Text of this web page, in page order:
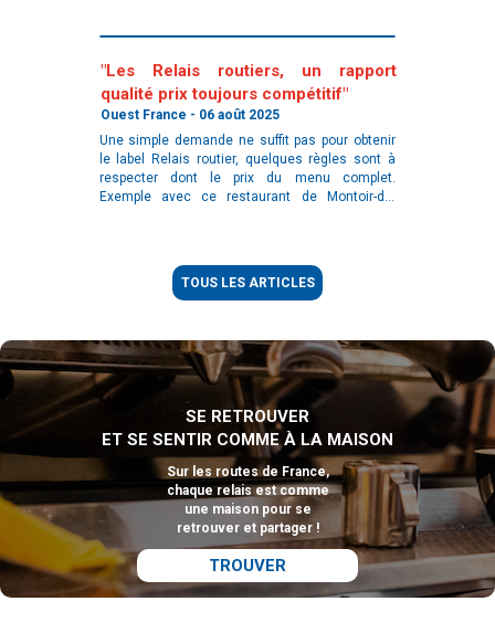
"Les Relais routiers, un rapport
qualité prix toujours compétitif"
Ouest France - 06 août 2025
Une simple demande ne suffit pas pour obtenir
le label Relais routier, quelques règles sont à
respecter dont le prix du menu complet.
Exemple avec ce restaurant de Montoir-de-
TOUS LES ARTICLES
SE RETROUVER
ET SE SENTIR COMME À LA MAISON
Sur les routes de France,
chaque relais est comme
une maison pour se
retrouver et partager !
TROUVER